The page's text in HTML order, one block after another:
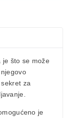
je što se može
za
je